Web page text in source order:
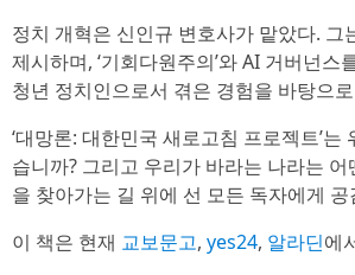
정치 개혁은 신인규 변호사가 맡았다.
제시하며, ‘기회다원주의’와 AI 거버넌
청년 정치인으로서 겪은 경험을 바탕으
‘대망론: 대한민국 새로고침 프로젝트’
습니까? 그리고 우리가 바라는 나라는
을 찾아가는 길 위에 선 모든 독자에게
이 책은 현재 교보문고, yes24, 알라딘에